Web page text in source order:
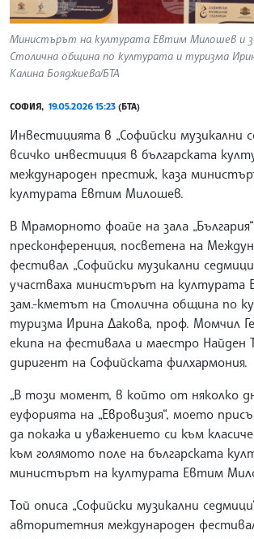
Министърът на културата Евтим Милошев и
Столична община по културата и туризма
Калина Бояджиева/БТА
СОФИЯ, 19.05.2026 15:23 (БТА)
Инвестицията в „Софийски музикални
всичко инвестиция в българската
международен престиж, каза
културата Евтим Милошев.
В Мраморното фоайе на зала
пресконференция, посветена на
фестивал „Софийски музикални
участваха министърът на културата
зам.-кметът на Столична община по
туризма Ирина Дакова, проф. Момчил
екипа на фестивала и маестро Найден
диригент на Софийската филхармония.
„В този момент, в който от няколко
еуфорията на „Евровизия“, моето
да покажа и уважението си към
към голямото поле на българската
министърът на културата Евтим
Той описа „Софийски музикални
авторитетния международен